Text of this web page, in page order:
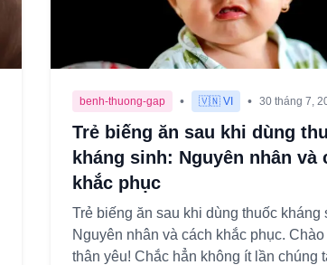
benh-thuong-gap • 🇻🇳 VI • 30 tháng 7,
Trẻ biếng ăn sau khi dùng
kháng sinh: Nguyên nhân và
khắc phục
Trẻ biếng ăn sau khi dùng thuốc kháng
Nguyên nhân và cách khắc phục.
thân yêu! Chắc hẳn không ít lần chúng